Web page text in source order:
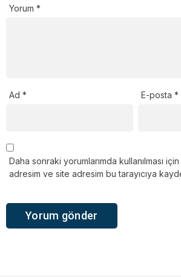
Yorum *
Ad * E-posta*
Daha sonraki yorumlarımda kullanılması
adresim ve site adresim bu tarayıcıya